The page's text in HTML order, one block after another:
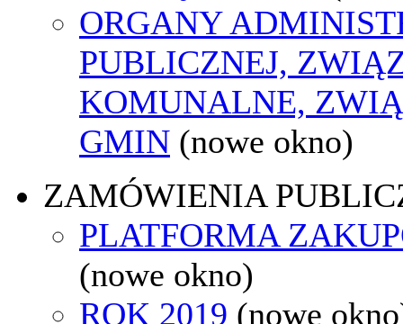
ORGANY
PUBLICZNEJ,
KOMUNALNE,
GMIN (nowe okno)
ZAMÓWIENIA
PLATFORMA
(nowe okno)
ROK 2019 (nowe